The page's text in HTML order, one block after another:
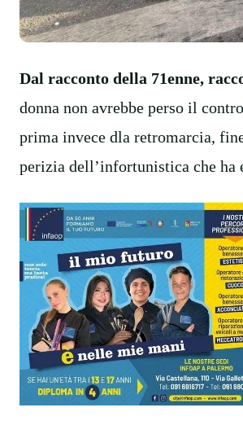
Dal racconto della 71enne,
donna non avrebbe perso il
prima invece dla retromarcia,
perizia dell’infortunistica che